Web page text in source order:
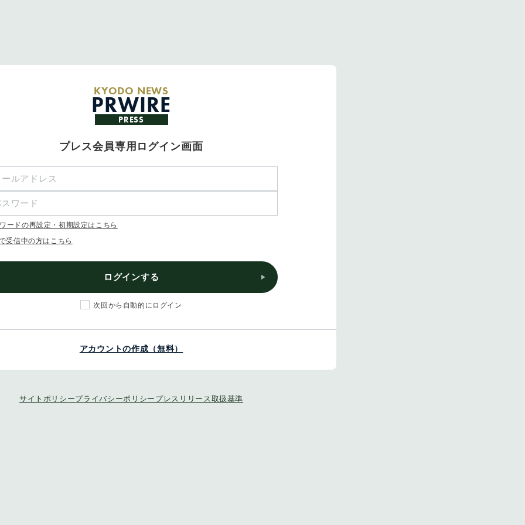
KYODO NEWS
PRWIRE
PRESS
プレス会員専用ログイン画面
ードの再設定・初期設定はこちら
受信中の方はこちら
ログインする
次回から自動的にログイン
アカウントの作成（無料）
サイトポリシープライバシーポリシー プレスリリース取扱基準